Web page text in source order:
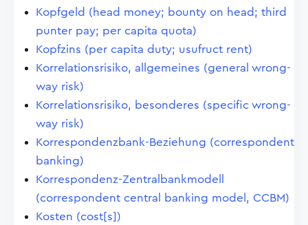
Kopfgeld (head money; bounty on head; third
punter pay; per capita quota)
Kopfzins (per capita duty; usufruct rent)
Korrelationsrisiko, allgemeines (general wrong-
way risk)
Korrelationsrisiko, besonderes (specific wrong-
way risk)
Korrespondenzbank-Beziehung (correspondent
banking)
Korrespondenz-Zentralbankmodell
(correspondent central banking model, CCBM)
Kosten (cost[s])